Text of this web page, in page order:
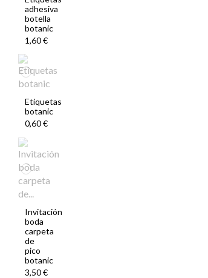
adhesiva
botella
botanic
1,60 €
Etiquetas
botanic
0,60 €
Invitación
boda
carpeta
de
pico
botanic
3,50 €